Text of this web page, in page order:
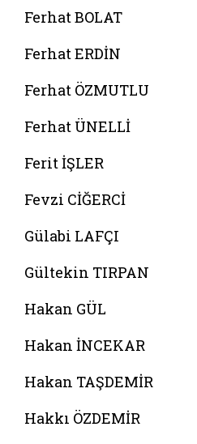
Ferhat BOLAT
Ferhat ERDİN
Ferhat ÖZMUTLU
Ferhat ÜNELLİ
Ferit İŞLER
Fevzi CİĞERCİ
Gülabi LAFÇI
Gültekin TIRPAN
Hakan GÜL
Hakan İNCEKAR
Hakan TAŞDEMİR
Hakkı ÖZDEMİR